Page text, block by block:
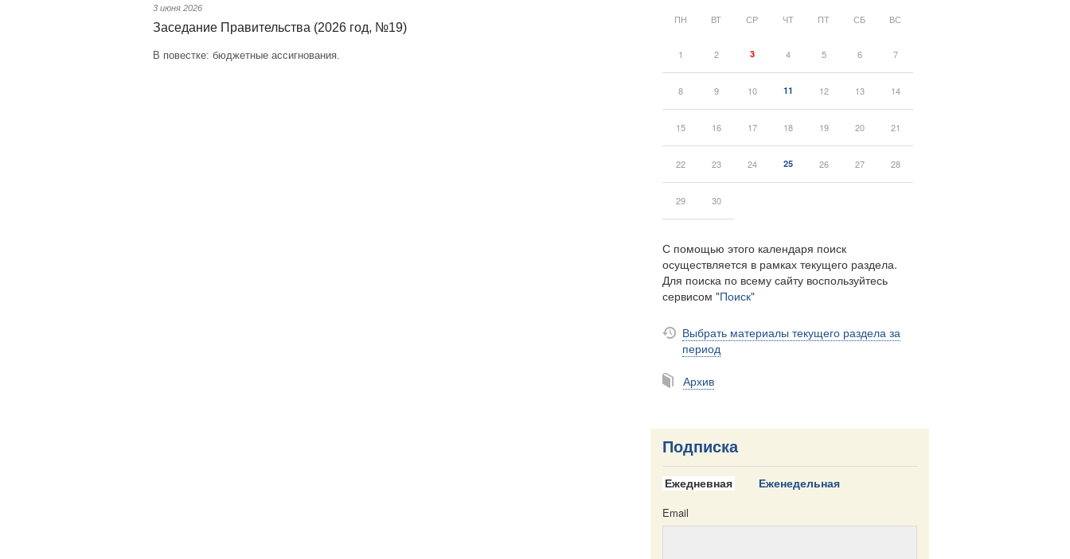
3 июня 2026
Заседание Правительства (2026 год, №19)
В повестке: бюджетные ассигнования.
ПН ВТ СР ЧТ ПТ СБ ВС
1 2 3 4 5 6 7
8 9 10 11 12 13 14
15 16 17 18 19 20 21
22 23 24 25 26 27 28
29 30
С помощью этого календаря поиск
осуществляется в рамках текущего раздела.
Для поиска по всему сайту воспользуйтесь
сервисом "Поиск"
Выбрать материалы текущего раздела за
период
Архив
Подписка
Ежедневная Еженедельная
Email